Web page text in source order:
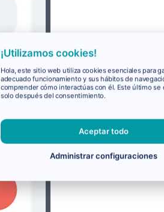
¡Utilizamos cookies!
Hola, este sitio web utiliza cookies esenciales para
adecuado funcionamiento y sus hábitos de
comprender cómo interactúas con él. Este último se
solo después del consentimiento.
Aceptar todo
Administrar configuraciones